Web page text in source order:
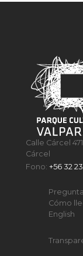
Calle Cárcel
Cárcel
Fono:+56 32
Cómo
English